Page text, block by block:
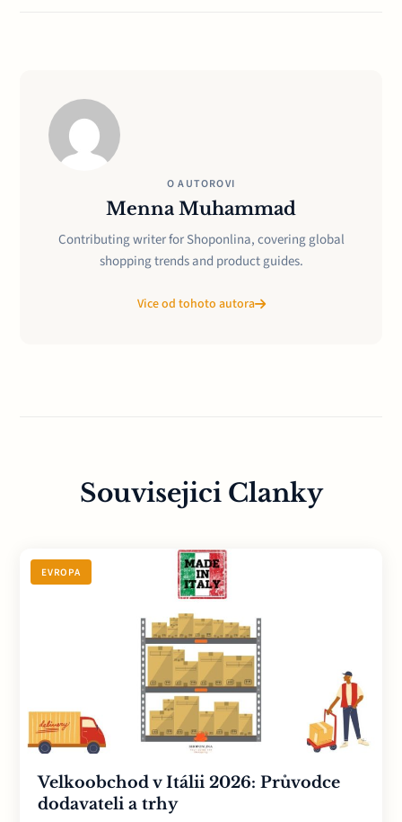
O AUTOROVI
Menna Muhammad
Contributing writer for Shoponlina, covering global
shopping trends and product guides.
Vice od tohoto autora
Souvisejici Clanky
EVROPA
Velkoobchod v Itálii 2026: Průvodce
dodavateli a trhy